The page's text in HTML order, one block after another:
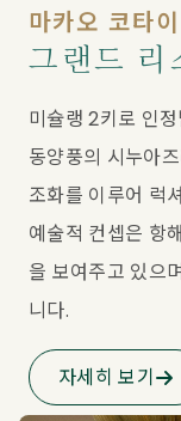
마카오 코타이
그랜드 리
미슐랭 2키로 인
동양풍의 시누아
조화를 이루어 럭
예술적 컨셉은 항
을 보여주고 있으
니다.
자세히 보기